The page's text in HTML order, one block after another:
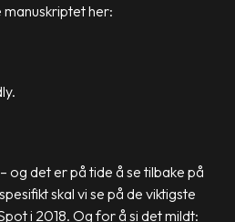
manuskriptet her:
og det er på tide å se tilbake på
skal vi se på de viktigste
i 2018. Og for å si det mildt: